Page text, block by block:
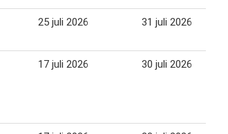
25 juli 2026 31 juli 2026
17 juli 2026 30 juli 2026